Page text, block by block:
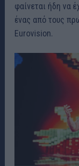
φαίνεται ήδη να
ένας από τους
Eurovision.